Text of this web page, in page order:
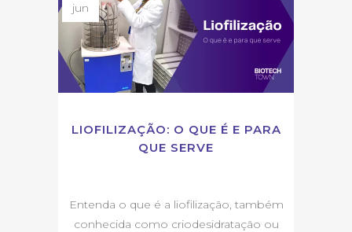
jun
LIOFILIZAÇÃO: O QUE É E PARA
QUE SERVE
Entenda o que é a liofilização, também
conhecida como criodesidratação ou